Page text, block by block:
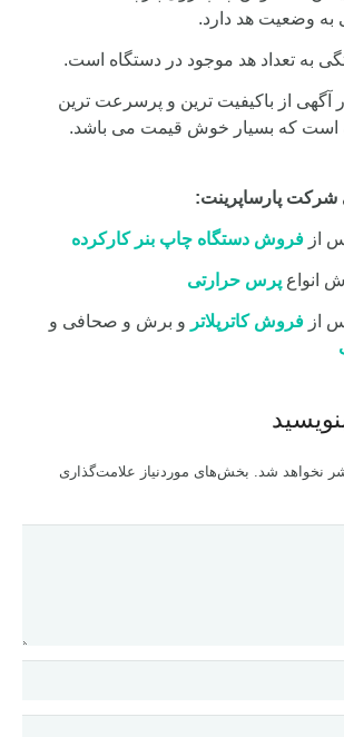
وضعیت هد دارد.
به تعداد هد موجود در دستگاه است.
آگهی از باکیفیت ترین و پرسرعت ترین
است که بسیار خوش قیمت می باشد.
شرکت پارساپرینت:
ازفروش دستگاه چاپ بنر کارکرده
انواعپرس حرارتی
ازفروش کاترپلاتر و برش و صحافی و
نخواهد شد.
بخش‌های موردنیاز علامت‌گذاری